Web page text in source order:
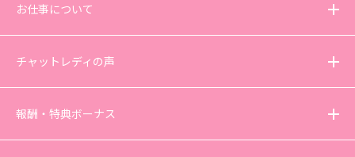
お仕事について
チャットレディの声
報酬・特典ボーナス